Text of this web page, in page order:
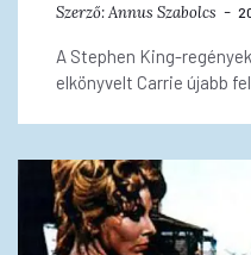
Szerző:Annus Szabolcs
A Stephen King-
elkönyvelt Carrie újabb